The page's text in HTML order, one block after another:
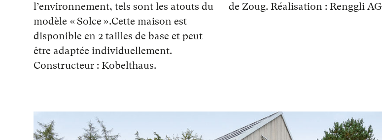
l’environnement, tels sont les atouts du
modèle « Solce ».Cette maison est
disponible en 2 tailles de base et peut
être adaptée individuellement.
Constructeur : Kobelthaus.
de Zoug. Réalisation : Renggli AG